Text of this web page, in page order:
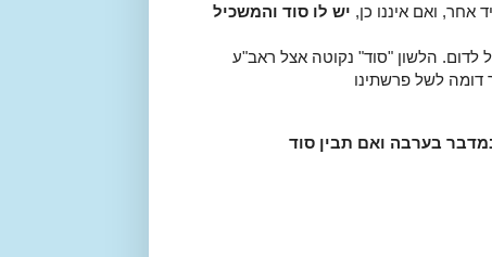
אחר, ואם איננו כן, יש לו סוד והמשכיל
לדום. הלשון "סוד" נקוטה אצל ראב"ע
דומה לשל פרשתינו
בערבה ואם תבין סוד